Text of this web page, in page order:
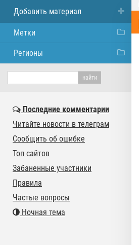
Добавить материал
Метки
Регионы
Последние комментарии
Читайте новости в телеграм
Сообщить об ошибке
Топ сайтов
Забаненные участники
Правила
Частые вопросы
Ночная тема